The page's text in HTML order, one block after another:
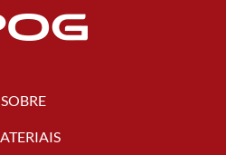
SOBRE